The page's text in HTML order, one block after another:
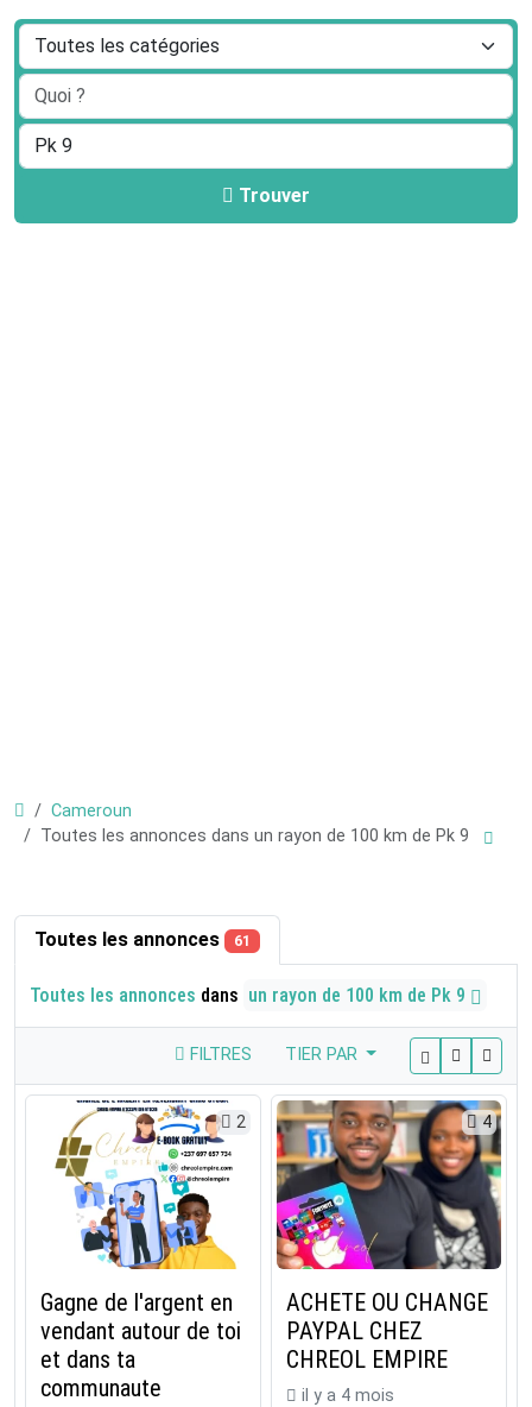
Trouver
Cameroun
Toutes les annonces dans un rayon de 100 km de Pk 9
Toutes les annonces 61
Toutes les annonces dans un rayon de 100 km de Pk 9
FILTRES TIER PAR
2
Gagne de l'argent en
vendant autour de toi
et dans ta
communaute
4
ACHETE OU CHANGE
PAYPAL CHEZ
CHREOL EMPIRE
il y a 4 mois